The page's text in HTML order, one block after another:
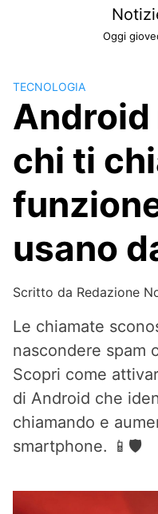
Oggi
TECNOLOGIA
chi ti
usano
Scritto da Redazione
Le chiamate
nascondere spam
Scopri come
di Android che
chiamando e
smartphone. 📱🛡️